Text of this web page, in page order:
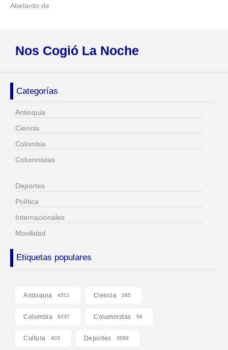
Abelardo de
Nos Cogió La Noche
Categorías
Antioquia
Ciencia
Colombia
Columnistas
Deportes
Política
Internacionales
Movilidad
Etiquetas populares
Antioquia 4511 Ciencia 285
Colombia 6237 Columnistas 58
Cultura 403 Deportes 3069